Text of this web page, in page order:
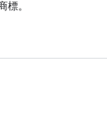
。